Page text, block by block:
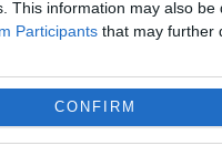
This information may also
Participants that may further
CONFIRM